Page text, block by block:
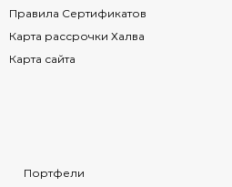
Правила Сертификатов
Карта рассрочки Халва
Карта сайта
Портфели